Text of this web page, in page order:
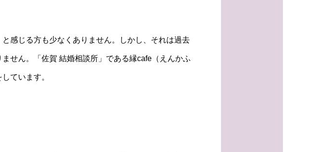
感じる方も少なくありません。しかし、それは過去
せん。「佐賀 結婚相談所」である縁cafe（えんかふ
ています。